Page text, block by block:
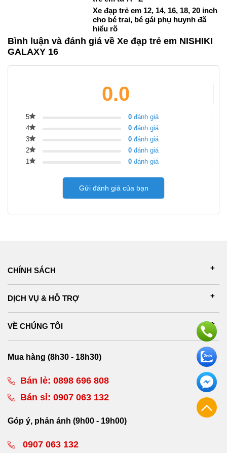
Xe đạp trẻ em 12, 14, 16, 18, 20 inch
cho bé trai, bé gái phụ huynh đã
hiểu rõ
Bình luận và đánh giá về Xe đạp trẻ em NISHIKI
GALAXY 16
0.0
5 0 đánh giá
4
0 đánh giá
3
0 đánh giá
2
0 đánh giá
1
0 đánh giá
Gửi đánh giá của bạn
CHÍNH SÁCH
DỊCH VỤ & HỖ TRỢ
VỀ CHÚNG TÔI
Mua hàng (8h30 - 18h30)
Bán lẻ: 0898 696 808
Bán sỉ: 0907 063 132
Góp ý, phản ánh (9h00 - 19h00)
0907 063 132